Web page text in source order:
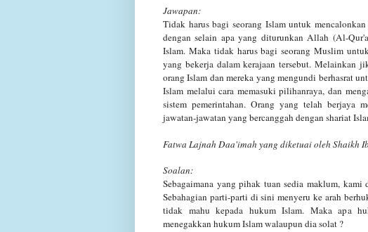
Jawapan:
Tidak harus bagi seorang Islam untuk
dengan selain apa yang diturunkan Allah (Al-
Islam. Maka tidak harus bagi seorang Muslim
yang bekerja dalam kerajaan tersebut. Melainkan
orang Islam dan mereka yang mengundi berhasrat
Islam melalui cara memasuki pilihanraya, dan
sistem pemerintahan. Orang yang telah berjaya
jawatan-jawatan yang bercanggah dengan shariat
Fatwa Lajnah Daa'imah yang diketuai oleh Shaikh
Soalan:
Sebagaimana yang pihak tuan sedia maklum,
Sebahagian parti-parti di sini menyeru ke arah
tidak mahu kepada hukum Islam. Maka apa
menegakkan hukum Islam walaupun dia solat ?